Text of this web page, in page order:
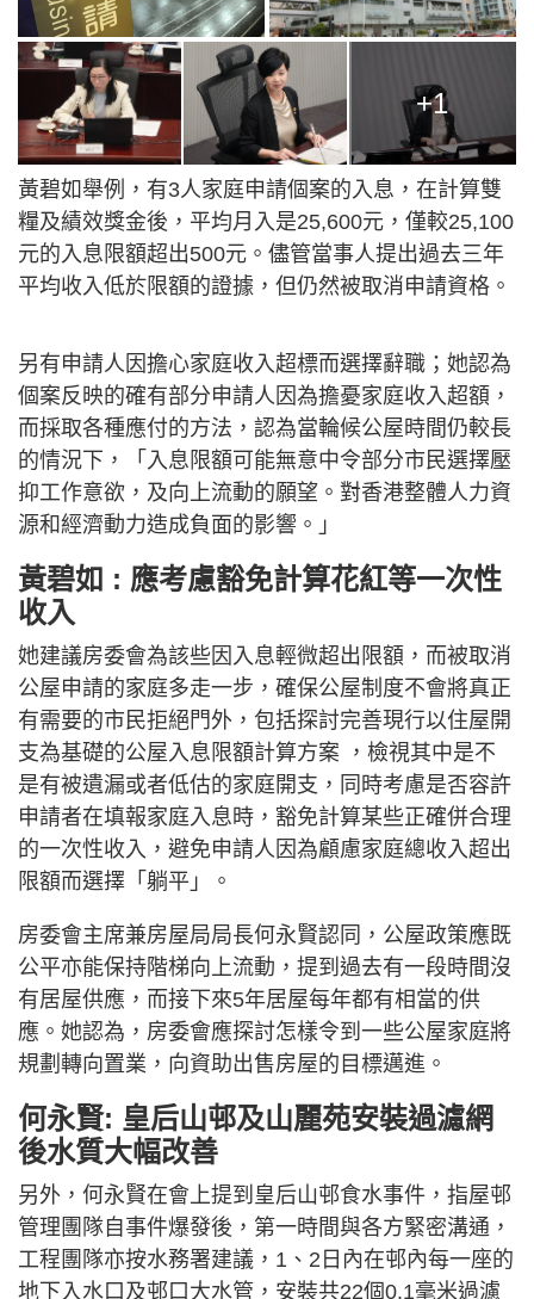
+1
黃碧如舉例，有3人家庭申請個案的入息，在計算雙
糧及績效獎金後，平均月入是25,600元，僅較25,100
元的入息限額超出500元。儘管當事人提出過去三年
平均收入低於限額的證據，但仍然被取消申請資格。
另有申請人因擔心家庭收入超標而選擇辭職；她認為
個案反映的確有部分申請人因為擔憂家庭收入超額，
而採取各種應付的方法，認為當輪候公屋時間仍較長
的情況下，「入息限額可能無意中令部分市民選擇壓
抑工作意欲，及向上流動的願望。對香港整體人力資
源和經濟動力造成負面的影響。」
黃碧如 : 應考慮豁免計算花紅等一次性
收入
她建議房委會為該些因入息輕微超出限額，而被取消
公屋申請的家庭多走一步，確保公屋制度不會將真正
有需要的市民拒絕門外，包括探討完善現行以住屋開
支為基礎的公屋入息限額計算方案 ，檢視其中是不
是有被遺漏或者低估的家庭開支，同時考慮是否容許
申請者在填報家庭入息時，豁免計算某些正確併合理
的一次性收入，避免申請人因為顧慮家庭總收入超出
限額而選擇「躺平」。
房委會主席兼房屋局局長何永賢認同，公屋政策應既
公平亦能保持階梯向上流動，提到過去有一段時間沒
有居屋供應，而接下來5年居屋每年都有相當的供
應。她認為，房委會應探討怎樣令到一些公屋家庭將
規劃轉向置業，向資助出售房屋的目標邁進。
何永賢: 皇后山邨及山麗苑安裝過濾網
後水質大幅改善
另外，何永賢在會上提到皇后山邨食水事件，指屋邨
管理團隊自事件爆發後，第一時間與各方緊密溝通，
工程團隊亦按水務署建議，1、2日內在邨內每一座的
地下入水口及邨口大水管，安裝共22個0.1毫米過濾